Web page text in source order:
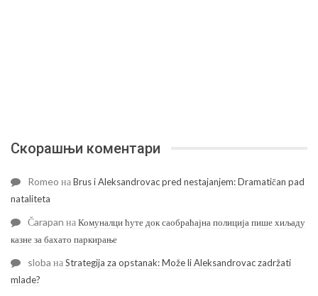
Скорашњи коментари
Romeo наBrus i Aleksandrovac pred nestajanjem: Dramatičan pad
nataliteta
Čarapan наКомуналци ћуте док саобраћајна полиција пише хиљаду
казне за бахато паркирање
sloba наStrategija za opstanak: Može li Aleksandrovac zadržati
mlade?